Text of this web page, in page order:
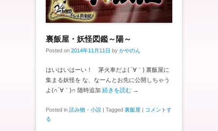
裏飯屋・妖怪図鑑～陽～
Posted on 2014年11月11日 by かやのん
はいはいはーい！ 茅火車だよ( ´∀｀) 裏飯屋に
集まる妖怪を な、なーんとお先に公開しちゃう
よ(∩´∀｀)∩ 随時追加 続きを読む →
Posted in 読み物・小説 | Tagged 裏飯屋 | コメントす
る